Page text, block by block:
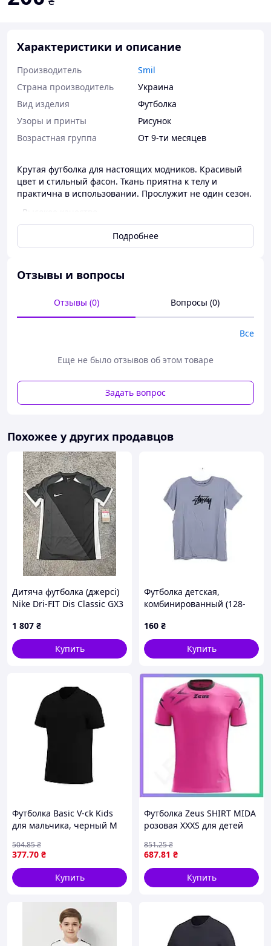
Характеристики и описание
Производитель
Smil
Страна производитель
Украина
Вид изделия
Футболка
Узоры и принты
Рисунок
Возрастная группа
От 9-ти месяцев
Крутая футболка для настоящих модников. Красивый
цвет и стильный фасон. Ткань приятна к телу и
практична в использовании. Прослужит не один сезон.
▫️ Высокое качество.
▫️Уже не первый год наши клиенты возвращаются к
нам, чтобы сделать повторный заказ и получить
С любовью, "Зірочка"🌟
Подробнее
Отзывы и вопросы
Отзывы (0) Вопросы (0)
Все
Еще не было отзывов об этом товаре
Задать вопрос
Похожее у других продавцов
Дитяча футболка (джерсі)
Nike Dri-FIT Dis Classic GX3
1 807 ₴
Купить
Футболка детская,
комбинированный (128-
blue - P167071
160 ₴
Купить
Футболка Basic V-ck Kids
для мальчика, черный M
377.70 ₴
504.85₴
Купить
Футболка Zeus SHIRT MIDA
розовая XXXS для детей
полиэстера SKU_Z01261
687.81 ₴
851.25₴
Купить